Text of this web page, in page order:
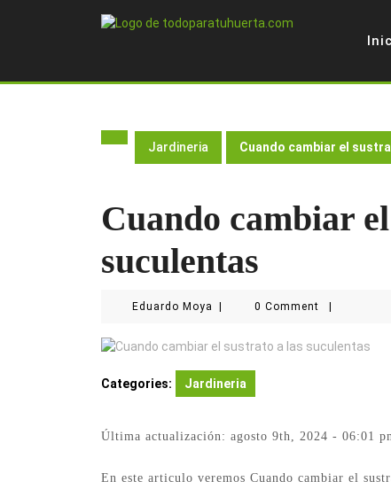
Jardineria Cuando cambiar el
Cuando cambiar
suculentas
Eduardo Moya Eduardo0 Comment
Categories: Jardineria
Última actualización: agosto 9th, 2024 - 06:01
En este articulo veremos Cuando cambiar el